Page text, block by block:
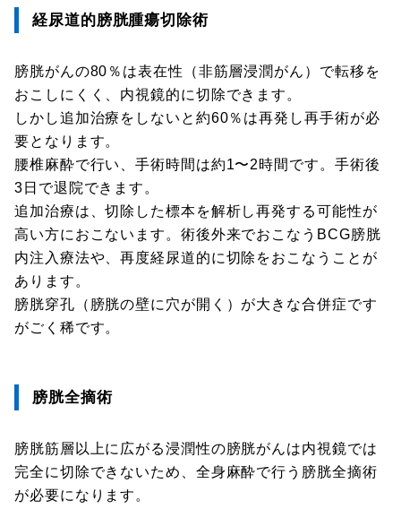
経尿道的膀胱腫瘍切除術
膀胱がんの80％は表在性（非筋層浸潤がん）で転移を
おこしにくく、内視鏡的に切除できます。
しかし追加治療をしないと約60％は再発し再手術が必
要となります。
腰椎麻酔で行い、手術時間は約1〜2時間です。手術後
3日で退院できます。
追加治療は、切除した標本を解析し再発する可能性が
高い方におこないます。術後外来でおこなうBCG膀胱
内注入療法や、再度経尿道的に切除をおこなうことが
あります。
膀胱穿孔（膀胱の壁に穴が開く）が大きな合併症です
がごく稀です。
膀胱全摘術
膀胱筋層以上に広がる浸潤性の膀胱がんは内視鏡では
完全に切除できないため、全身麻酔で行う膀胱全摘術
が必要になります。